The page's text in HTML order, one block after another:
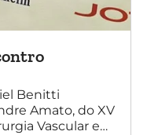
Benitti
Amato, do XV
Vascular e